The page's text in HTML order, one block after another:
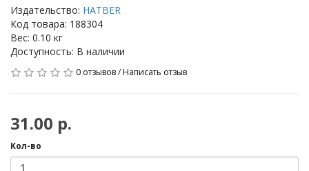
Издательство: HATBER
Код товара: 188304
Вес: 0.10 кг
Доступность: В наличии
0 отзывов/Написать отзыв
31.00 р.
Кол-во